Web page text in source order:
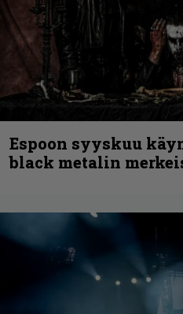
Espoon syyskuu
black metalin